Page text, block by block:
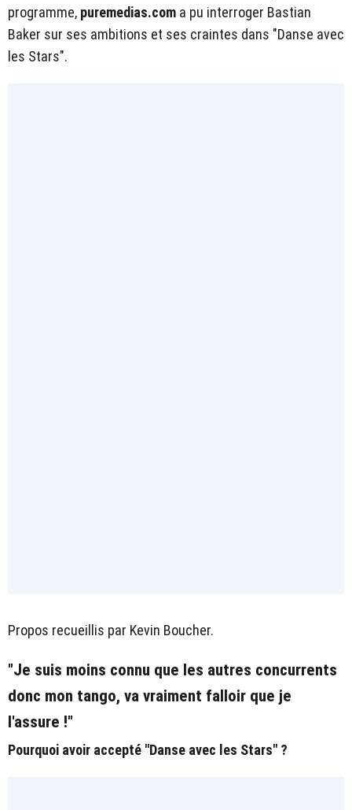
programme, puremedias.com a pu interroger Bastian
Baker sur ses ambitions et ses craintes dans "Danse avec
les Stars".
Propos recueillis par Kevin Boucher.
"Je suis moins connu que les autres concurrents
donc mon tango, va vraiment falloir que je
l'assure !"
Pourquoi avoir accepté "Danse avec les Stars" ?